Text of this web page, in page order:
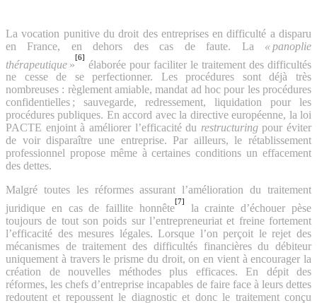
La vocation punitive du droit des entreprises en difficulté a disparu
en France, en dehors des cas de faute. La « panoplie
thérapeutique »
[6]
élaborée pour faciliter le traitement des difficultés
ne cesse de se perfectionner. Les procédures sont déjà très
nombreuses : règlement amiable, mandat ad hoc pour les procédures
confidentielles ; sauvegarde, redressement, liquidation pour les
procédures publiques. En accord avec la directive européenne, la loi
PACTE enjoint à améliorer l’efficacité du restructuringpour éviter
de voir disparaître une entreprise. Par ailleurs, le rétablissement
professionnel propose même à certaines conditions un effacement
des dettes.
Malgré toutes les réformes assurant l’amélioration du traitement
juridique en cas de faillite honnête
[7]
la crainte d’échouer pèse
toujours de tout son poids sur l’entrepreneuriat et freine fortement
l’efficacité des mesures légales. Lorsque l’on perçoit le rejet des
mécanismes de traitement des difficultés financières du débiteur
uniquement à travers le prisme du droit, on en vient à encourager la
création de nouvelles méthodes plus efficaces. En dépit des
réformes, les chefs d’entreprise incapables de faire face à leurs dettes
redoutent et repoussent le diagnostic et donc le traitement conçu